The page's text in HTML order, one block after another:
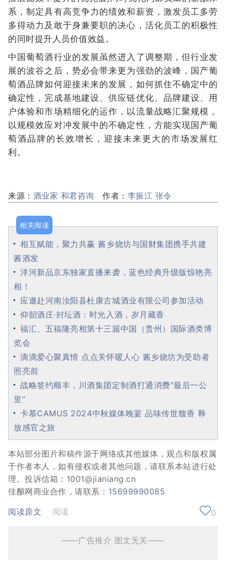
系，制定具有高竞争力的绩效和薪资，激发员工多劳
多得动力及敢于身兼要职的决心，活化员工的积极性
的同时提升人员价值效益。
中国葡萄酒行业的发展虽然进入了调整期，但行业发
展的波谷之后，势必会带来更为强劲的波峰，国产葡
萄酒品牌如何迎接未来的发展，如何抓住不确定中的
确定性，完成基地建设、供应链优化、品牌建设、用
户体验和市场精细化的运作，以流量战略汇聚规模，
以规模效应对冲发展中的不确定性，方能实现国产葡
萄酒品牌的长效增长，迎接未来更大的市场发展红
利。
来源： 酒业家 和君咨询 作者： 李振江 张令
相关阅读
相互赋能，聚力共赢 酱乡烧坊与国财集团携手共建
酱酒发
洋河新品京东独家直播来袭，蓝色经典升级版惊艳亮
相！
应邀赴河南汝阳县杜康古城酒业有限公司参加活动
仰韶酒庄·封坛酒：时光入酒，岁月藏香
福汇、五福隆亮相第十三届中国（贵州）国际酒类博
览会
滴滴爱心聚真情 点点关怀暖人心 酱乡烧坊为受助者
照亮前
战略签约顺丰，川酒集团定制酒打通消费“最后一公
里”
卡慕CAMUS 2024中秋媒体晚宴 品味传世馥香 释
放感官之旅
本站部分图片和稿件源于网络或其他媒体，观点和版权属
于作者本人，如有侵权或者其他问题，请联系本站进行处
理。投诉信箱：1001@jianiang.cn
佳酿网商业合作，请联系： 15699990085
阅读原文
阅读 0
——广告推介 图文无关——